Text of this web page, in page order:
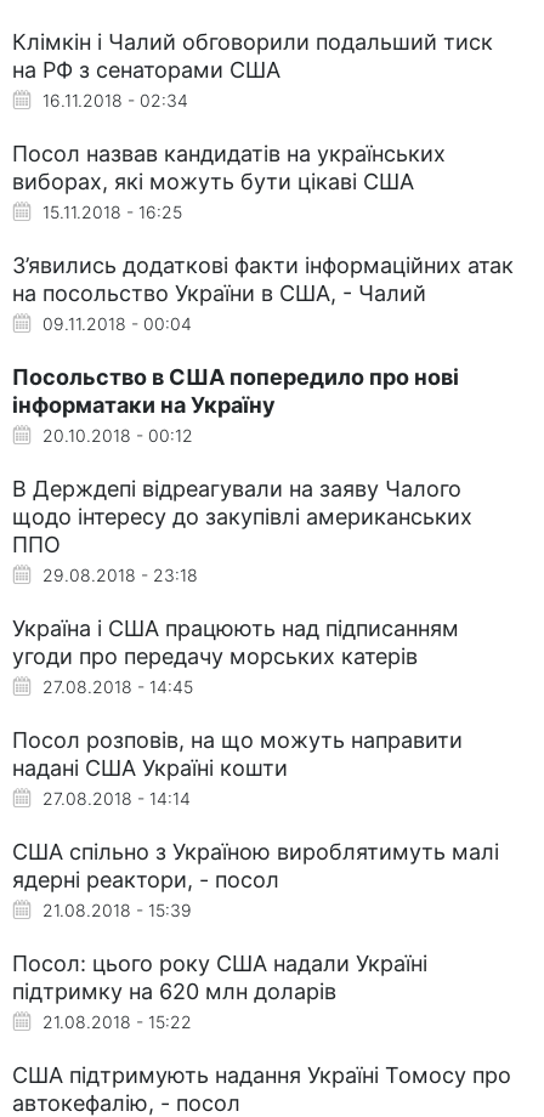
Клімкін і Чалий обговорили подальший тиск
на РФ з сенаторами США
16.11.2018 - 02:34
Посол назвав кандидатів на українських
виборах, які можуть бути цікаві США
15.11.2018 - 16:25
З’явились додаткові факти інформаційних атак
на посольство України в США, - Чалий
09.11.2018 - 00:04
Посольство в США попередило про нові
інформатаки на Україну
20.10.2018 - 00:12
В Держдепі відреагували на заяву Чалого
щодо інтересу до закупівлі американських
ППО
29.08.2018 - 23:18
Україна і США працюють над підписанням
угоди про передачу морських катерів
27.08.2018 - 14:45
Посол розповів, на що можуть направити
надані США Україні кошти
27.08.2018 - 14:14
США спільно з Україною вироблятимуть малі
ядерні реактори, - посол
21.08.2018 - 15:39
Посол: цього року США надали Україні
підтримку на 620 млн доларів
21.08.2018 - 15:22
США підтримують надання Україні Томосу про
автокефалію, - посол